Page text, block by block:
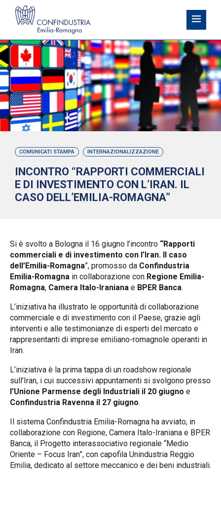
COMUNICATI STAMPA INTERNAZIONALIZZAZIONE
INCONTRO “RAPPORTI COMMERCIALI
E DI INVESTIMENTO CON L’IRAN. IL
CASO DELL’EMILIA-ROMAGNA”
Si è svolto a Bologna il 16 giugno l’incontro “Rapporti
commerciali e di investimento con l’Iran. Il caso
dell’Emilia-Romagna”, promosso da Confindustria
Emilia-Romagna in collaborazione con Regione Emilia-
Romagna, Camera Italo-Iraniana e BPER Banca.
L’iniziativa ha illustrato le opportunità di collaborazione
commerciale e di investimento con il Paese, grazie agli
interventi e alle testimonianze di esperti del mercato e
rappresentanti di imprese emiliano-romagnole operanti in
Iran.
L’iniziativa è la prima tappa di un roadshow regionale
sull’Iran, i cui successivi appuntamenti si svolgono presso
l’Unione Parmense degli Industriali il 20 giugno e
Confindustria Ravenna il 27 giugno.
Il sistema Confindustria Emilia-Romagna ha avviato, in
collaborazione con Regione, Camera Italo-Iraniana e BPER
Banca, il Progetto interassociativo regionale “Medio
Oriente – Focus Iran”, con capofila Unindustria Reggio
Emilia, dedicato al settore meccanico e dei beni industriali.